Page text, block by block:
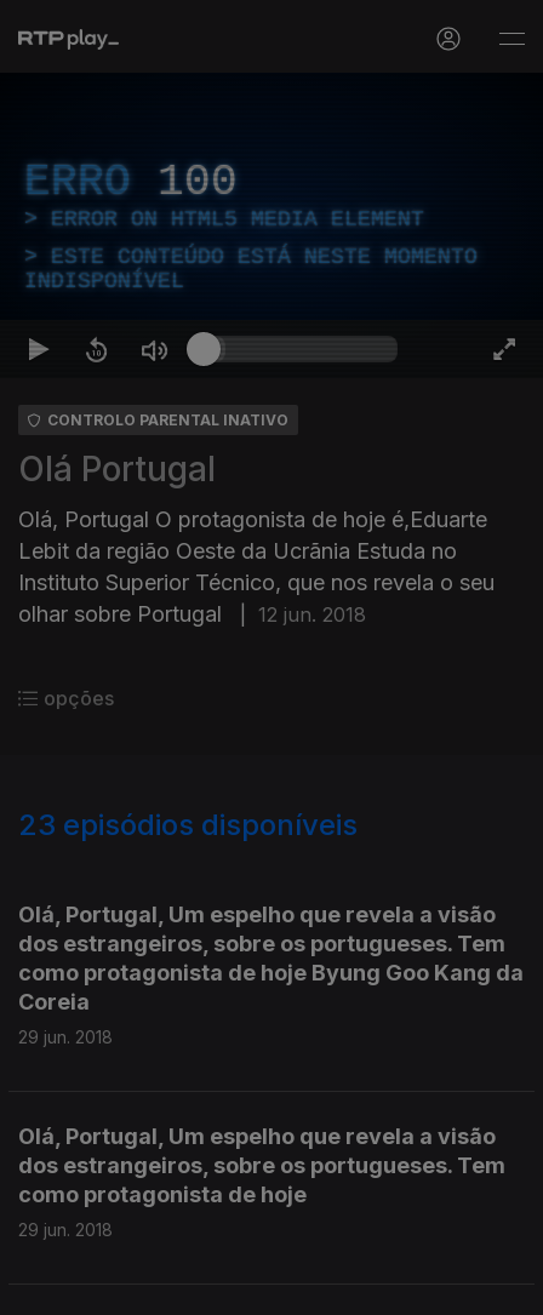
ERRO 100
ERROR ON HTML5 MEDIA ELEMENT
ESTE CONTEÚDO ESTÁ NESTE MOMENTO
INDISPONÍVEL
CONTROLO PARENTAL INATIVO
Olá Portugal
Olá, Portugal O protagonista de hoje é,Eduarte
Lebit da região Oeste da Ucrãnia Estuda no
Instituto Superior Técnico, que nos revela o seu
olhar sobre Portugal
12 jun. 2018
opções
23 episódios disponíveis
Olá, Portugal, Um espelho que revela a visão
dos estrangeiros, sobre os portugueses. Tem
como protagonista de hoje Byung Goo Kang da
Coreia
29 jun. 2018
Olá, Portugal, Um espelho que revela a visão
dos estrangeiros, sobre os portugueses. Tem
como protagonista de hoje
29 jun. 2018